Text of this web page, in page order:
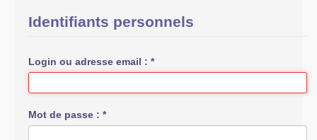
Nous contacter
Identifiants personnels
Login ou adresse email : *
Mot de passe : *